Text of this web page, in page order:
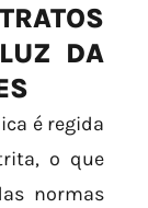
DA
é regida
o que
normas